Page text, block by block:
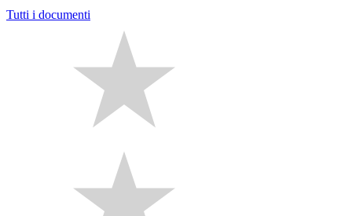
Tutti i documenti